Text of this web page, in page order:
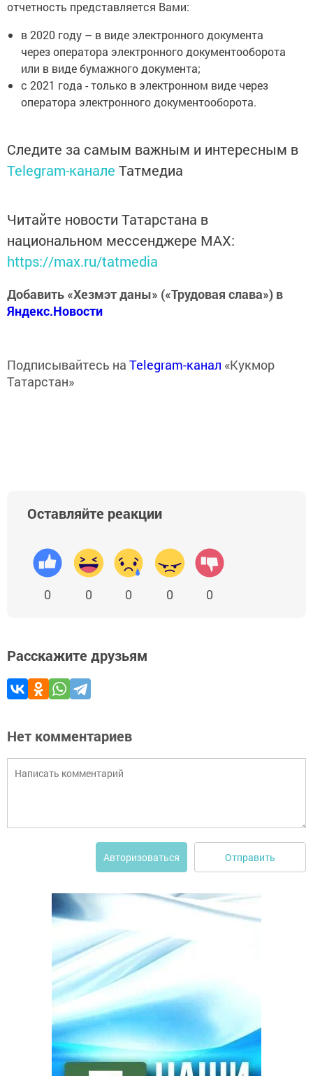
отчетность представляется Вами:
в 2020 году – в виде электронного документа
через оператора электронного документооборота
или в виде бумажного документа;
с 2021 года - только в электронном виде через
оператора электронного документооборота.
Следите за самым важным и интересным в
Telegram-канале Татмедиа
Читайте новости Татарстана в
национальном мессенджере MАХ:
https://max.ru/tatmedia
Добавить «Хезмэт даны» («Трудовая слава») в
Яндекс.Новости
Подписывайтесь на Telegram-канал «Кукмор
Татарстан»
Оставляйте реакции
0 0 0 0 0
Расскажите друзьям
Нет комментариев
Авторизоваться Отправить